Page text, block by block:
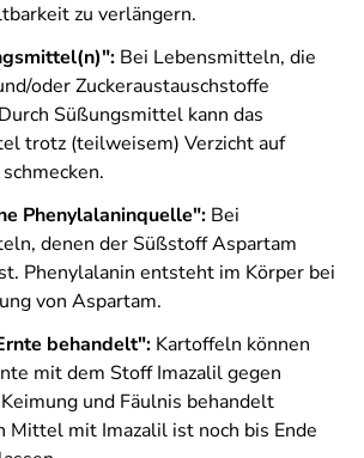
zu verlängern.
Bei Lebensmitteln, die
oder Zuckeraustauschstoffe
Süßungsmittel kann das
trotz (teilweisem) Verzicht auf
Phenylalaninquelle": Bei
denen der Süßstoff Aspartam
Phenylalanin entsteht im Körper bei
von Aspartam.
behandelt": Kartoffeln können
mit dem Stoff Imazalil gegen
und Fäulnis behandelt
Mittel mit Imazalil ist noch bis Ende